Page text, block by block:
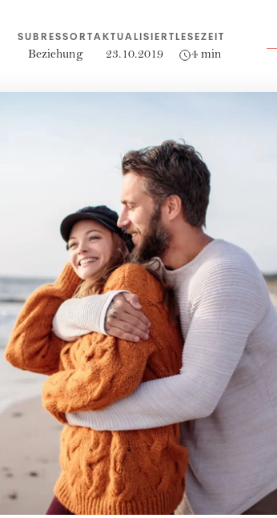
SUBRESSORT
Beziehung
AKTUALISIERT
23.10.2019
LESEZEIT
4 min